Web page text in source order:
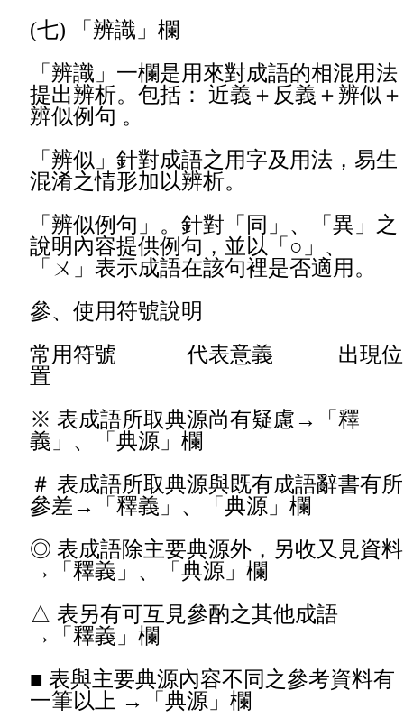
(七) 「辨識」欄
「辨識」一欄是用來對成語的相混用法
提出辨析。包括： 近義＋反義＋辨似＋
辨似例句 。
「辨似」針對成語之用字及用法，易生
混淆之情形加以辨析。
「辨似例句」。針對「同」、「異」之
說明內容提供例句，並以「○」、
「ㄨ」表示成語在該句裡是否適用。
參、使用符號說明
常用符號 代表意義 出現位
置
※ 表成語所取典源尚有疑慮→「釋
義」、「典源」欄
＃ 表成語所取典源與既有成語辭書有所
參差→「釋義」、「典源」欄
◎ 表成語除主要典源外，另收又見資料
→「釋義」、「典源」欄
△ 表另有可互見參酌之其他成語
→「釋義」欄
■ 表與主要典源內容不同之參考資料有
一筆以上 →「典源」欄